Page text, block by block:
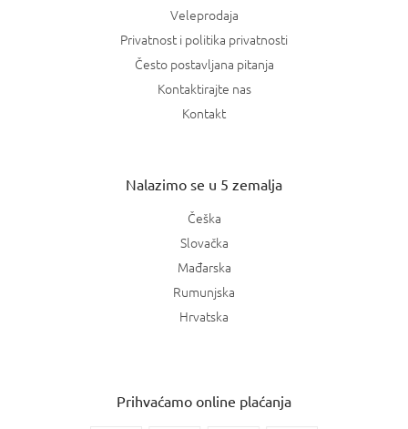
Veleprodaja
Privatnost i politika privatnosti
Često postavljana pitanja
Kontaktirajte nas
Kontakt
Nalazimo se u 5 zemalja
Češka
Slovačka
Mađarska
Rumunjska
Hrvatska
Prihvaćamo online plaćanja